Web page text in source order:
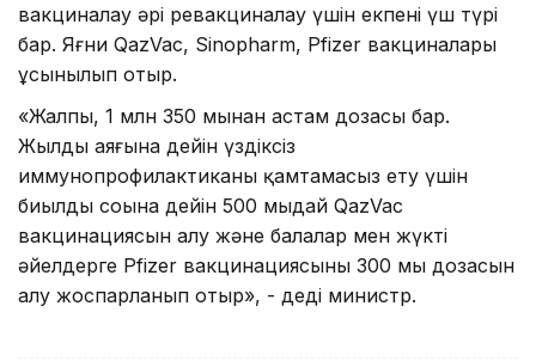
вакциналау әрі ревакциналау үшін екпенің үш түрі
бар. Яғни QazVac, Sinopharm, Pfizer вакциналары
ұсынылып отыр.
«Жалпы, 1 млн 350 мыңнан астам дозасы бар.
Жылдың аяғына дейін үздіксіз
иммунопрофилактиканы қамтамасыз ету үшін
биылдың соңына дейін 500 мыңдай QazVac
вакцинациясын алу және балалар мен жүкті
әйелдерге Pfizer вакцинациясының 300 мың дозасын
алу жоспарланып отыр», - деді министр.